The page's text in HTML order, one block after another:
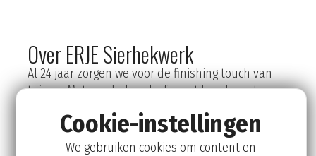
Over ERJE Sierhekwerk
Al 24 jaar zorgen we voor de finishing touch van
tuinen. Met een hekwerk of poort beschermt u uw
verfraait de uitstraling van uw perceel ook enorm.
Het geeft uw tuin net een extra dimensie.
Cookie-instellingen
We gebruiken cookies om content en